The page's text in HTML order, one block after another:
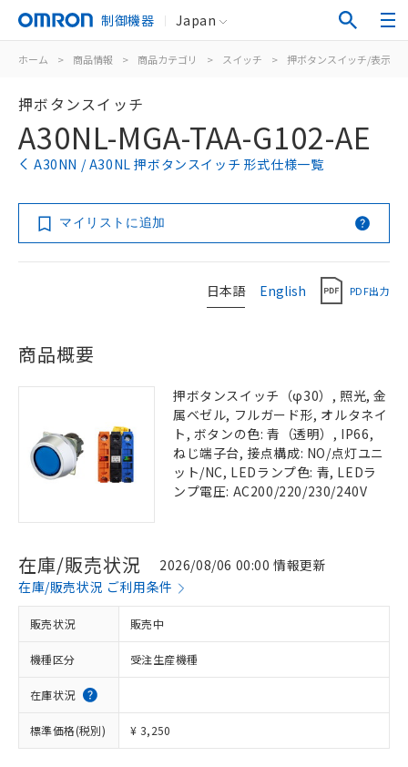
制御機器 Japan
ホーム > 商品情報 > 商品カテゴリ > スイッチ > 押ボタンスイッチ/表示灯
押ボタンスイッチ
A30NL-MGA-TAA-G102-AE
A30NN / A30NL 押ボタンスイッチ 形式仕様一覧
マイリストに追加
日本語 English PDF出力
商品概要
押ボタンスイッチ（φ30）, 照光, 金
属ベゼル, フルガード形, オルタネイ
ト, ボタンの色: 青（透明）, IP66,
ねじ端子台, 接点構成: NO/点灯ユニ
ット/NC, LEDランプ色: 青, LEDラ
ンプ電圧: AC200/220/230/240V
在庫/販売状況
2026/08/06 00:00 情報更新
在庫/販売状況 ご利用条件
販売状況 販売中
機種区分 受注生産機種
在庫状況
標準価格(税別) ¥ 3,250